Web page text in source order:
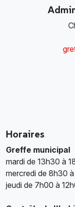
Horaires
Greffe municipal
mardi de 13h30 à
mercredi de 8h30 à
jeudi de 7h00 à